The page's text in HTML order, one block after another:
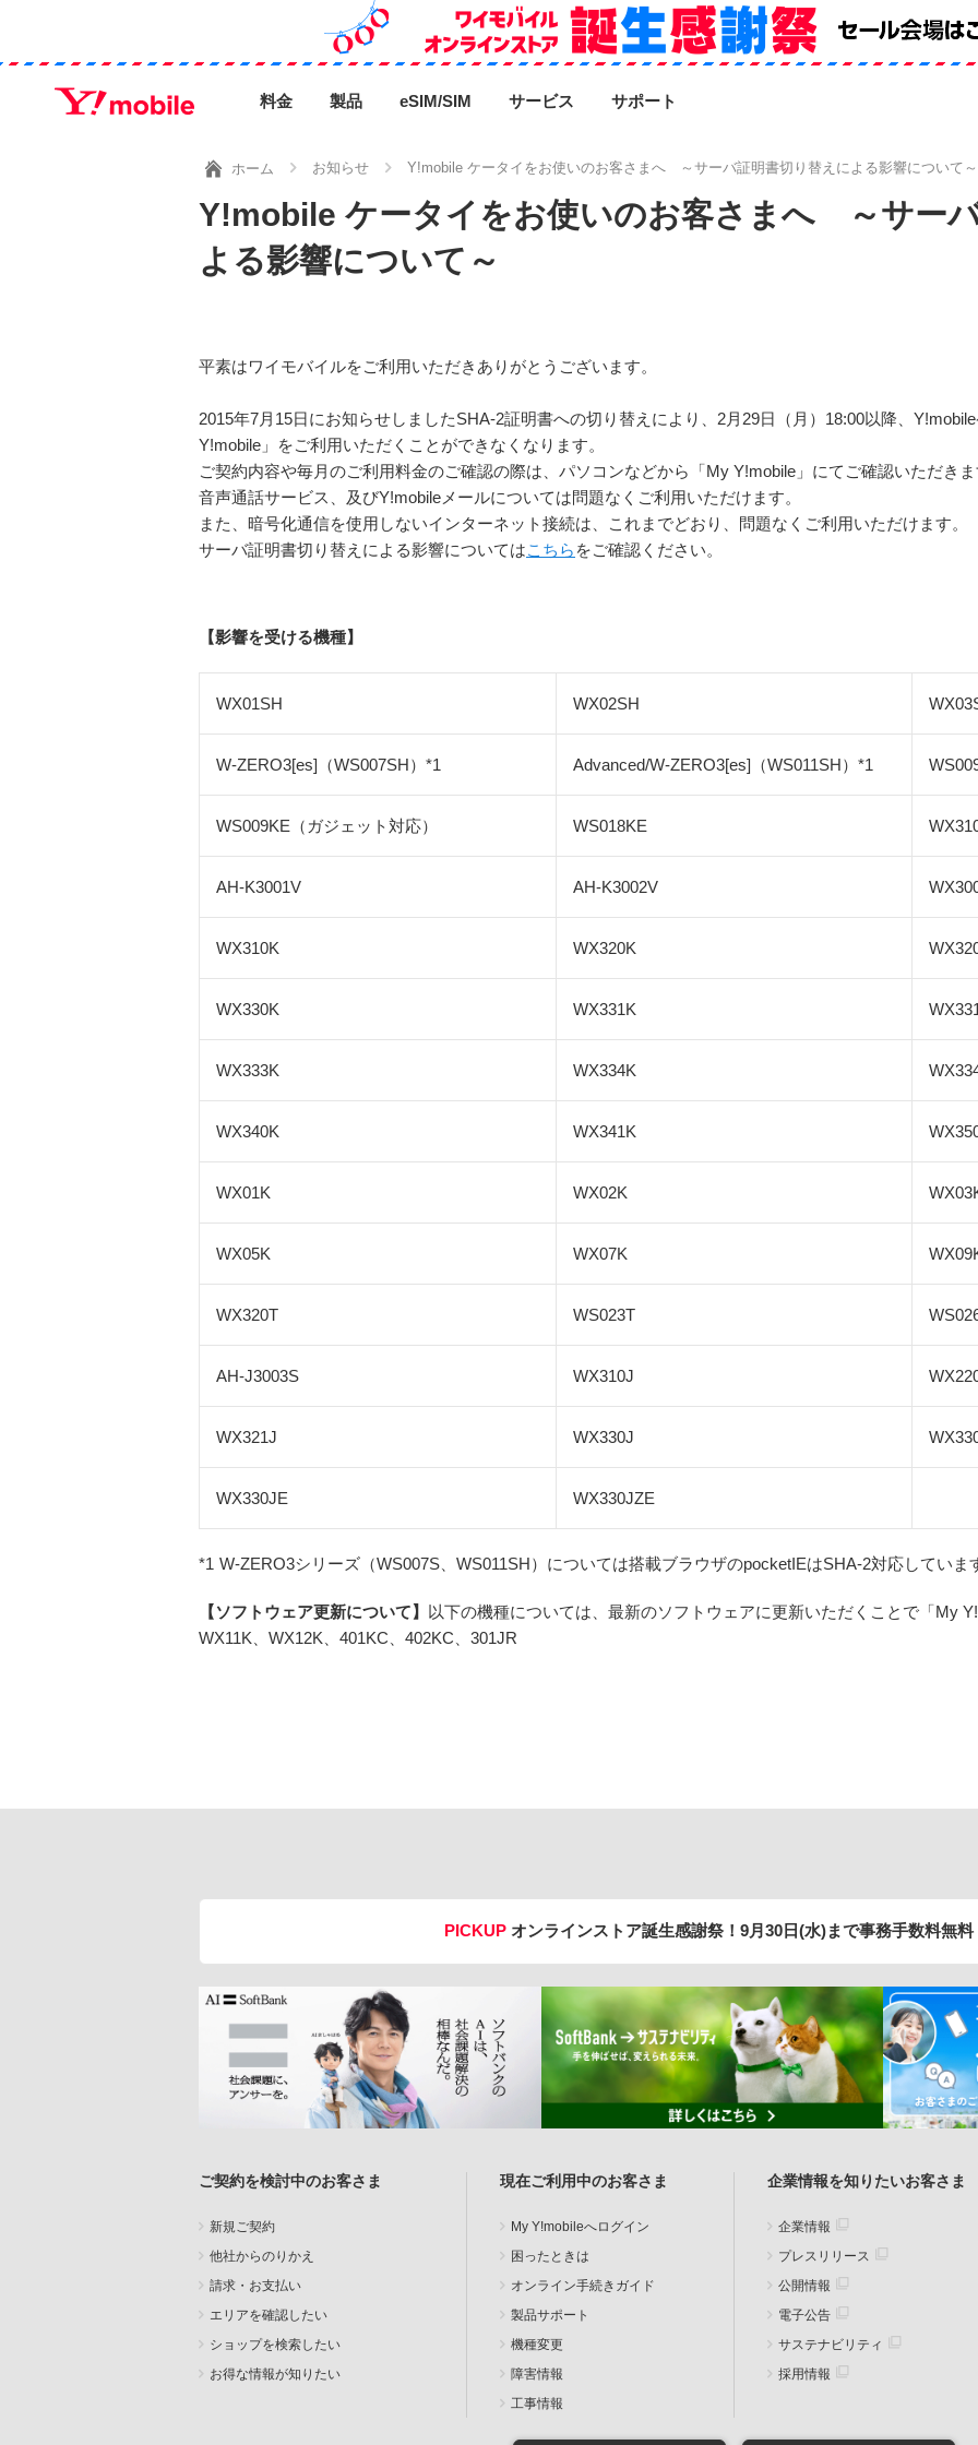
料金 製品 eSIM/SIM サービス サポート
ホーム お知らせ Y!mobile ケータイをお使いのお客さまへ ～サーバ証明書切り替えによる影響について～
Y!mobile ケータイをお使いのお客さまへ ～サー
よる影響について～
平素はワイモバイルをご利用いただきありがとうございます。
2015年7月15日にお知らせしましたSHA-2証明書への切り替えにより、2月29日（月）18:00以降、
Y!mobile」をご利用いただくことができなくなります。
ご契約内容や毎月のご利用料金のご確認の際は、パソコンなどから「My Y!mobile」にてご確認いただきま
音声通話サービス、及びY!mobileメールについては問題なくご利用いただけます。
また、暗号化通信を使用しないインターネット接続は、これまでどおり、問題なくご利用いただけます。
サーバ証明書切り替えによる影響についてはこちら をご確認ください。
【影響を受ける機種】
WX01SH WX02SH
W-ZERO3[es]（WS007SH）*1 Advanced/W-ZERO3[es]（WS011SH）*1
WS009KE（ガジェット対応） WS018KE
AH-K3001V AH-K3002V
WX310K WX320K
WX330K WX331K
WX333K WX334K
WX340K WX341K
WX01K WX02K
WX05K WX07K
WX320T WS023T
AH-J3003S WX310J
WX321J WX330J
WX330JE WX330JZE
*1 W-ZERO3シリーズ（WS007S、WS011SH）については搭載ブラウザのpocketIEはSHA-2対応していま
【ソフトウェア更新について】
以下の機種については、最新のソフトウェアに更新いただくことで「My
WX11K、WX12K、401KC、402KC、301JR
PICKUP オンラインストア誕生感謝祭！ 9月30日(水)まで事務手数料無料
ご契約を検討中のお客さま
新規ご契約
他社からのりかえ
請求・お支払い
エリアを確認したい
ショップを検索したい
お得な情報が知りたい
現在ご利用中のお客さま
My Y!mobileへログイン
困ったときは
オンライン手続きガイド
製品サポート
機種変更
障害情報
工事情報
企業情報を知りたいお客さま
企業情報
プレスリリース
公開情報
電子公告
サステナビリティ
採用情報